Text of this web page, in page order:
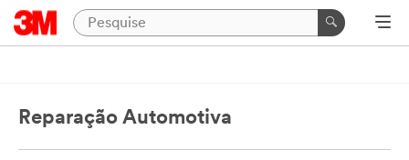
Reparação Automotiva